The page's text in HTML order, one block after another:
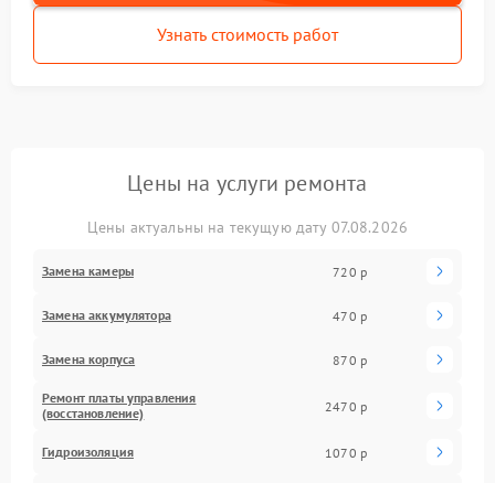
Узнать стоимость работ
Цены на услуги ремонта
Цены актуальны на текущую дату 07.08.2026
Замена камеры 720 р
Замена аккумулятора 470 р
Замена корпуса 870 р
Ремонт платы управления
(восстановление)
2470 р
Гидроизоляция 1070 р